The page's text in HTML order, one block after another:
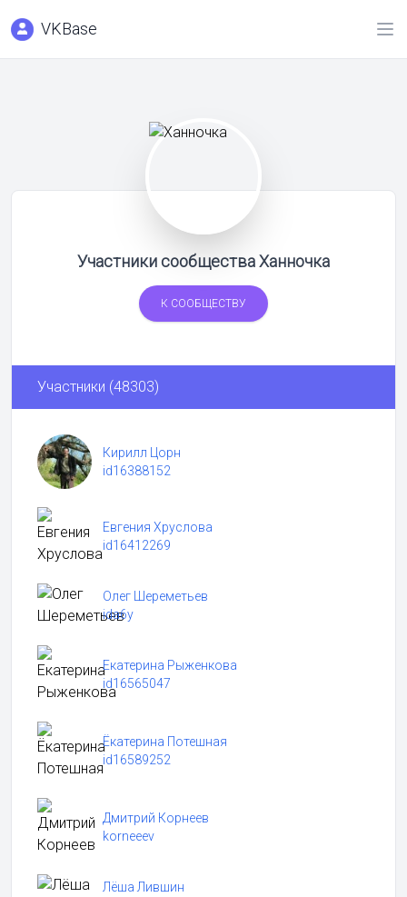
VKBase
Участники сообщества Ханночка
К СООБЩЕСТВУ
Участники (48303)
Кирилл Цорн
id16388152
Евгения Хруслова
id16412269
Олег Шереметьев
ida6y
Екатерина Рыженкова
id16565047
Ёкатерина Потешная
id16589252
Дмитрий Корнеев
korneeev
Лёша Лившин